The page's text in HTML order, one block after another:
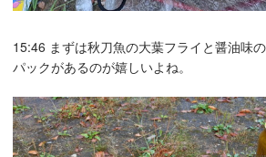
15:46 まずは秋刀魚の大葉フライと醤油味
パックがあるのが嬉しいよね。